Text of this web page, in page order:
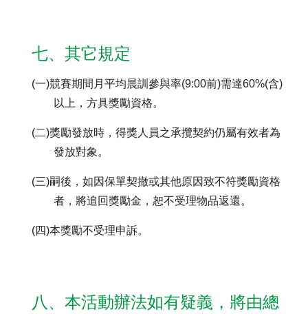
七、其它規定
(一)競賽期間月平均晨訓參與率(9:00前)需達60%(含)
以上，方具獎勵資格。
(二)獎勵發放時，得獎人員之承攬契約仍屬有效者為
發放對象。
(三)嗣後，如因保單契撤或其他原因致不符獎勵資格
者，將追回獎勵金，恕不受理物品返還。
(四)本獎勵不受理申訴。
八、本活動辦法如有疑義，將由總